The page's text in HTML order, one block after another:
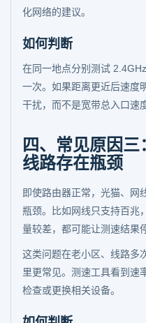
化网络的建议。
如何判断
在同一地点分别测试
一次。如果距离更近后速度
干扰，而不是宽带总入口速
四、常见原因
线路存在瓶颈
即使路由器正常，光猫、网
瓶颈。比如网线只支持百兆
量较差，都可能让测速结果
这类问题在老小区、线路多
里更常见。测速工具看到速
检查或更换相关设备。